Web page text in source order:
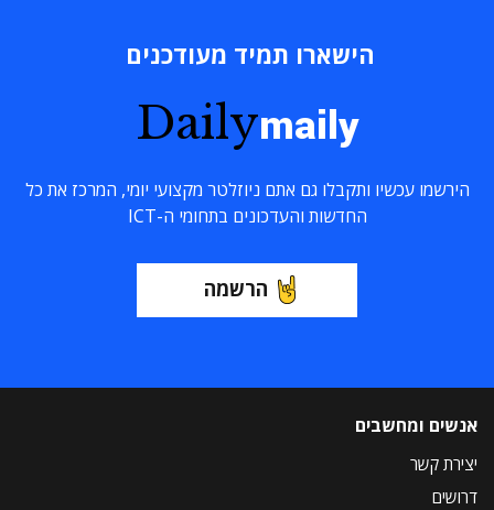
הישארו תמיד מעודכנים
Dailymaily
הירשמו עכשיו ותקבלו גם אתם ניוזלטר מקצועי יומי, המרכז את כל
החדשות והעדכונים בתחומי ה-ICT
הרשמה
אנשים ומחשבים
יצירת קשר
דרושים